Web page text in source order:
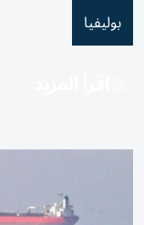
بوليفيا